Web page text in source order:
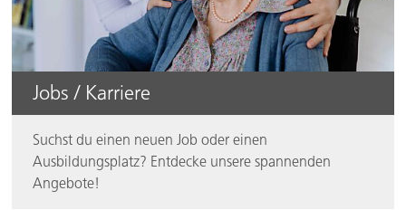
Jobs / Karriere
Suchst du einen neuen Job oder einen
Ausbildungsplatz? Entdecke unsere spannenden
Angebote!